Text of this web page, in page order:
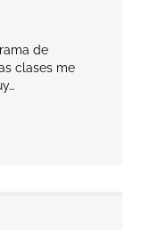
de
clases me